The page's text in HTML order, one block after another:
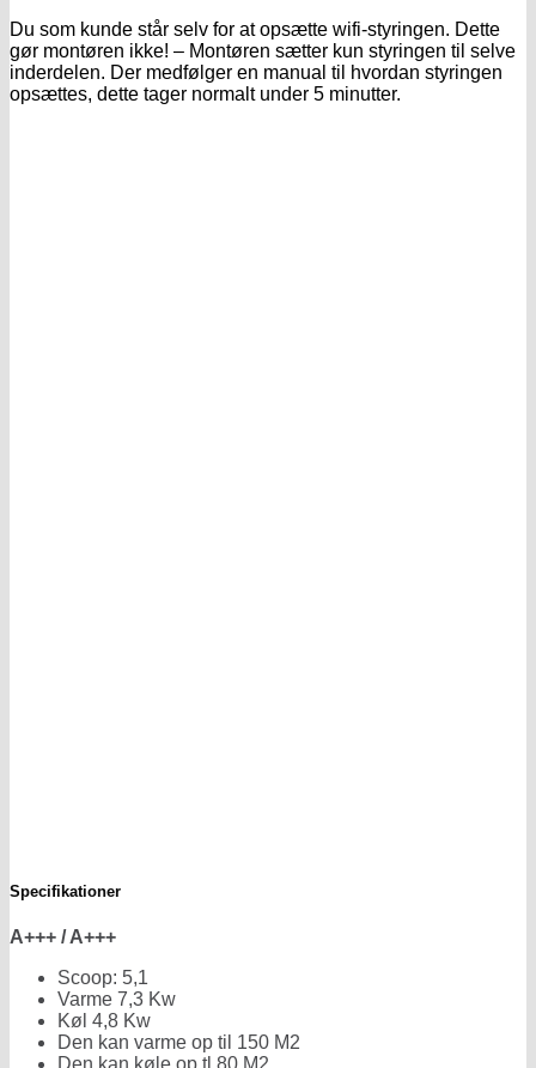
Du som kunde står selv for at opsætte wifi-styringen. Dette
gør montøren ikke! – Montøren sætter kun styringen til selve
inderdelen. Der medfølger en manual til hvordan styringen
opsættes, dette tager normalt under 5 minutter.
Specifikationer
A+++ / A+++
Scoop: 5,1
Varme 7,3 Kw
Køl 4,8 Kw
Den kan varme op til 150 M2
Den kan køle op tl 80 M2